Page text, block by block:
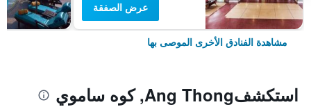
عرض الصفقة
مشاهدة الفنادق الأخرى الموصى بها
استكشفAng Thong, كوه ساموي